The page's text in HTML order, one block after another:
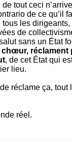
tout ceci
de ce qu’il
tous les
de
sans un État
réclament
, de cet État qui
lieu.
réclame ça, tout
réel.